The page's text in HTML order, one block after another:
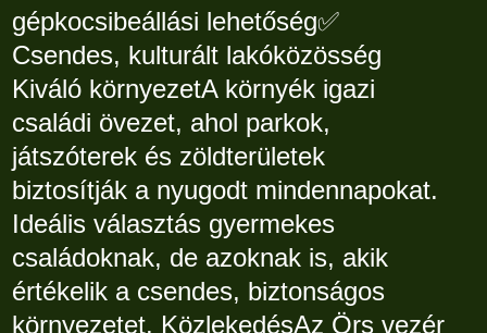
gépkocsibeállási lehetőség✅
Csendes, kulturált lakóközösség
Kiváló környezetA környék igazi
családi övezet, ahol parkok,
játszóterek és zöldterületek
biztosítják a nyugodt mindennapokat.
Ideális választás gyermekes
családoknak, de azoknak is, akik
értékelik a csendes, biztonságos
környezetet. KözlekedésAz Örs vezér